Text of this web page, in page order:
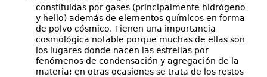
constituidas por gases (principalmente hidrógeno
y helio) además de elementos químicos en forma
de polvo cósmico. Tienen una importancia
cosmológica notable porque muchas de ellas son
los lugares donde nacen las estrellas por
fenómenos de condensación y agregación de la
materia; en otras ocasiones se trata de los restos